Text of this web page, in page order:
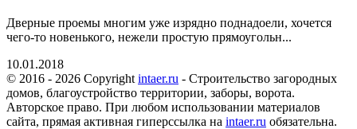
Дверные проемы многим уже изрядно поднадоели, хочется
чего-то новенького, нежели простую прямоугольн...
10.01.2018
© 2016 - 2026 Copyright intaer.ru - Cтроительство загородных
домов, благоустройство территории, заборы, ворота.
Авторское право. При любом использовании материалов
сайта, прямая активная гиперссылка на intaer.ru обязательна.